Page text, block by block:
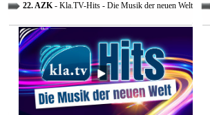
22. AZK- Kla.TV-Hits - Die Musik der neuen Welt